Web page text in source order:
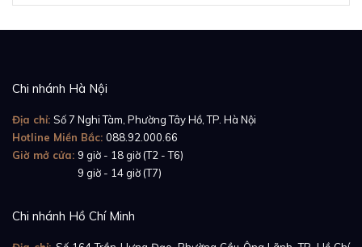
Chi nhánh Hà Nội
Địa chỉ: Số 7 Nghi Tàm, Phường Tây Hồ, TP. Hà Nội
Hotline Miền Bắc: 088.92.000.66
Giờ mở cửa: 9 giờ - 18 giờ (T2 - T6)
9 giờ - 14 giờ (T7)
Chi nhánh Hồ Chí Minh